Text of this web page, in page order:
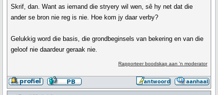
Skrif, dan. Want as iemand die stryery wil wen, sê hy net dat die
ander se bron nie reg is nie. Hoe kom jy daar verby?
Gelukkig word die basis, die grondbeginsels van bekering en van die
geloof nie daardeur geraak nie.
Rapporteer boodskap aan 'n moderator